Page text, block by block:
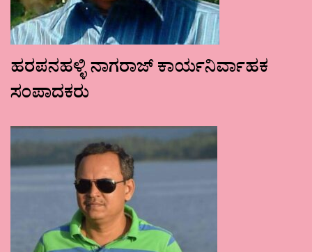
ಹರಪನಹಳ್ಳಿ ನಾಗರಾಜ್ ಕಾರ್ಯನಿರ್ವಾಹಕ
ಸಂಪಾದಕರು